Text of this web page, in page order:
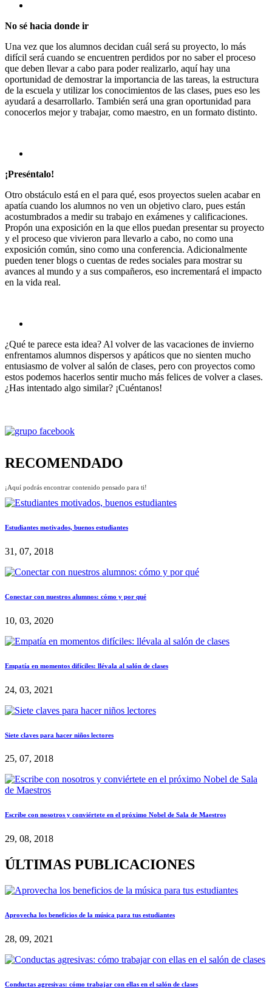
No sé hacia donde ir
Una vez que los alumnos decidan cuál será su proyecto, lo más
difícil será cuando se encuentren perdidos por no saber el proceso
que deben llevar a cabo para poder realizarlo, aquí hay una
oportunidad de demostrar la importancia de las tareas, la estructura
de la escuela y utilizar los conocimientos de las clases, pues eso les
ayudará a desarrollarlo. También será una gran oportunidad para
conocerlos mejor y trabajar, como maestro, en un formato distinto.
¡Preséntalo!
Otro obstáculo está en el para qué, esos proyectos suelen acabar en
apatía cuando los alumnos no ven un objetivo claro, pues están
acostumbrados a medir su trabajo en exámenes y calificaciones.
Propón una exposición en la que ellos puedan presentar su proyecto
y el proceso que vivieron para llevarlo a cabo, no como una
exposición común, sino como una conferencia. Adicionalmente
pueden tener blogs o cuentas de redes sociales para mostrar su
avances al mundo y a sus compañeros, eso incrementará el impacto
en la vida real.
¿Qué te parece esta idea? Al volver de las vacaciones de invierno
enfrentamos alumnos dispersos y apáticos que no sienten mucho
entusiasmo de volver al salón de clases, pero con proyectos como
estos podemos hacerlos sentir mucho más felices de volver a clases.
¿Has intentado algo similar? ¡Cuéntanos!
RECOMENDADO
¡Aquí podrás encontrar contenido pensado para ti!
Estudiantes motivados, buenos estudiantes
31, 07, 2018
Conectar con nuestros alumnos: cómo y por qué
10, 03, 2020
Empatía en momentos difíciles: llévala al salón de clases
24, 03, 2021
Siete claves para hacer niños lectores
25, 07, 2018
Escribe con nosotros y conviértete en el próximo Nobel de Sala de Maestros
29, 08, 2018
ÚLTIMAS PUBLICACIONES
Aprovecha los beneficios de la música para tus estudiantes
28, 09, 2021
Conductas agresivas: cómo trabajar con ellas en el salón de clases